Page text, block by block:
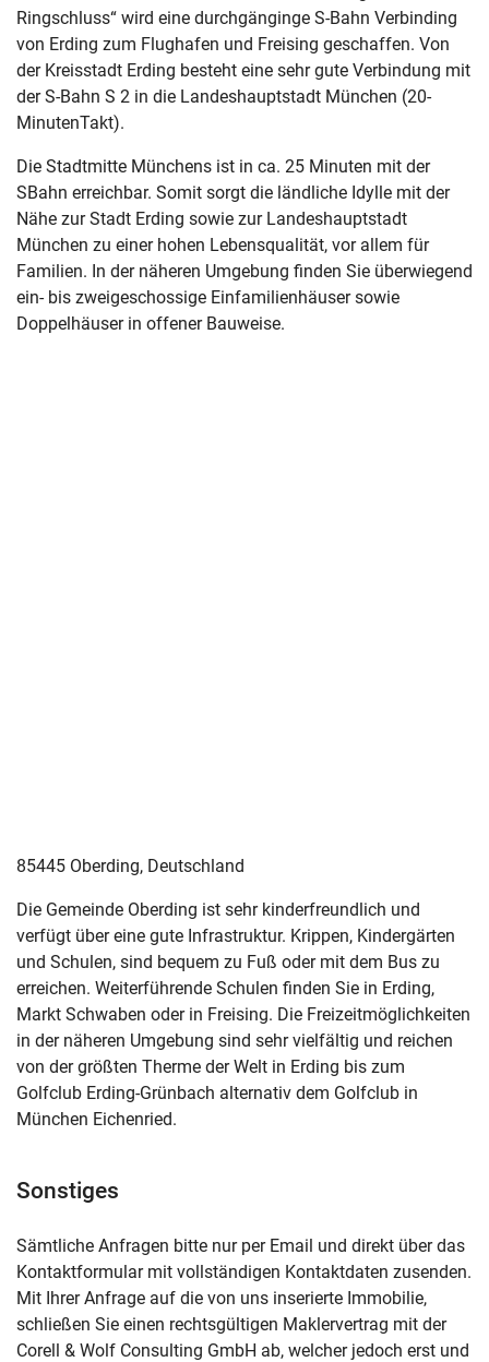
Ringschluss“ wird eine durchgänginge S-Bahn Verbinding
von Erding zum Flughafen und Freising geschaffen. Von
der Kreisstadt Erding besteht eine sehr gute Verbindung mit
der S-Bahn S 2 in die Landeshauptstadt München (20-
MinutenTakt).
Die Stadtmitte Münchens ist in ca. 25 Minuten mit der
SBahn erreichbar. Somit sorgt die ländliche Idylle mit der
Nähe zur Stadt Erding sowie zur Landeshauptstadt
München zu einer hohen Lebensqualität, vor allem für
Familien. In der näheren Umgebung finden Sie überwiegend
ein- bis zweigeschossige Einfamilienhäuser sowie
Doppelhäuser in offener Bauweise.
85445 Oberding, Deutschland
Die Gemeinde Oberding ist sehr kinderfreundlich und
verfügt über eine gute Infrastruktur. Krippen, Kindergärten
und Schulen, sind bequem zu Fuß oder mit dem Bus zu
erreichen. Weiterführende Schulen finden Sie in Erding,
Markt Schwaben oder in Freising. Die Freizeitmöglichkeiten
in der näheren Umgebung sind sehr vielfältig und reichen
von der größten Therme der Welt in Erding bis zum
Golfclub Erding-Grünbach alternativ dem Golfclub in
München Eichenried.
Sonstiges
Sämtliche Anfragen bitte nur per Email und direkt über das
Kontaktformular mit vollständigen Kontaktdaten zusenden.
Mit Ihrer Anfrage auf die von uns inserierte Immobilie,
schließen Sie einen rechtsgültigen Maklervertrag mit der
Corell & Wolf Consulting GmbH ab, welcher jedoch erst und